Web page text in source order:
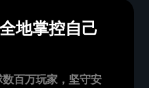
地掌控自己
百万玩家，坚守安